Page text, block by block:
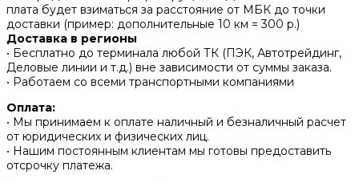
плата будет взиматься за расстояние от МБК до точки
доставки (пример: дополнительные 10 км = 300 р.)
Доставка в регионы
• Бесплатно до терминала любой ТК (ПЭК, Автотрейдинг,
Деловые линии и т.д.) вне зависимости от суммы заказа.
• Работаем со всеми транспортными компаниями
Оплата:
• Мы принимаем к оплате наличный и безналичный расчет
от юридических и физических лиц.
• Нашим постоянным клиентам мы готовы предоставить
отсрочку платежа.